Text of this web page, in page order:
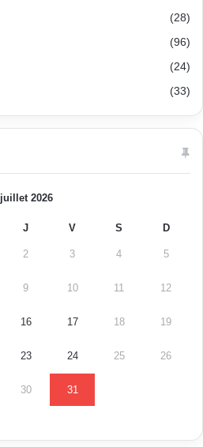
(28)
(96)
(24)
(33)
juillet 2026
J V S D
2 3 4 5
9 10 11 12
16 17 18 19
23 24 25 26
30 31